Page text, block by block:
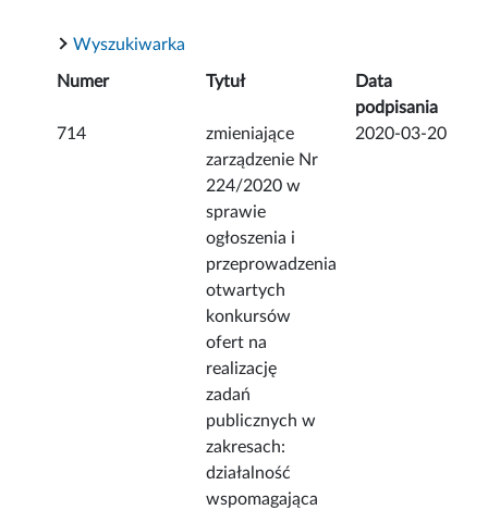
Wyszukiwarka
Numer Tytuł
Data
podpisania
714
zmieniające
zarządzenie Nr
224/2020 w
sprawie
ogłoszenia i
przeprowadzenia
otwartych
konkursów
ofert na
realizację
zadań
publicznych w
zakresach:
działalność
wspomagająca
2020-03-20